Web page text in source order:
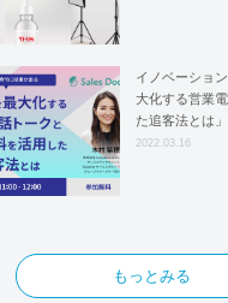
イノベーショ
大化する営業
た追客法とは
を開催！
2022.03.16
もっとみる